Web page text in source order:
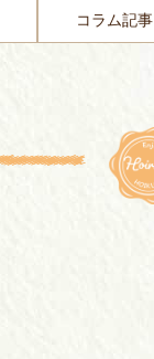
コラム記事